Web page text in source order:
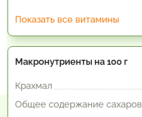
Показать все витамины
Макронутриенты на 100 г
Крахмал
Общее содержание сахаров